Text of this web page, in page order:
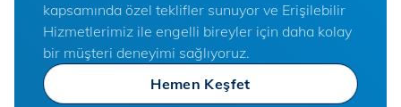
kapsamında özel teklifler sunuyor ve Erişilebilir
Hizmetlerimiz ile engelli bireyler için daha kolay
bir müşteri deneyimi sağlıyoruz.
Hemen Keşfet